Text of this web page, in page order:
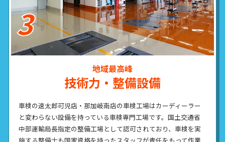
地域最高峰
技術力・整備設備
車検の速太郎可児店・那加岐南店の車検工場はカーディーラー
と変わらない設備を持っている車検専門工場です。国土交通省
中部運輸局長指定の整備工場として認可されており、車検を実